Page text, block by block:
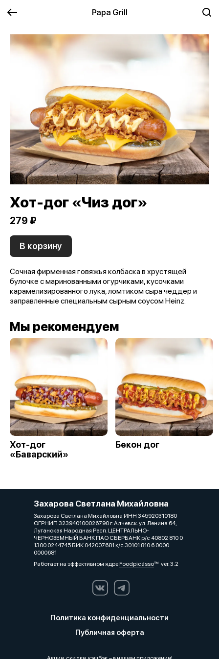
Papa Grill
Хот-дог «Чиз дог»
279 ₽
В корзину
Сочная фирменная говяжья колбаска в хрустящей
булочке с маринованными огурчиками, кусочками
карамелизированного лука, ломтиком сыра чеддер и
заправленные специальным сырным соусом Heinz.
Мы рекомендуем
Хот-дог
«Баварский»
Бекон дог
Захарова Светлана Михайловна
Захарова Светлана Михайловна ИНН 345920310180
ОГРНИП 323940100026790 г. Алчевск. ул. Ленина 64,
Луганская Народная Респ. ЦЕНТРАЛЬНО-
ЧЕРНОЗЕМНЫЙ БАНК ПАО СБЕРБАНК р/с 40802 810 0
1300 0244745 БИК 042007681 к/с 30101 810 6 0000
0000681
Работает на эффективном ядреFoodpicássover. 3.2
Политика конфиденциальности
Публичная оферта